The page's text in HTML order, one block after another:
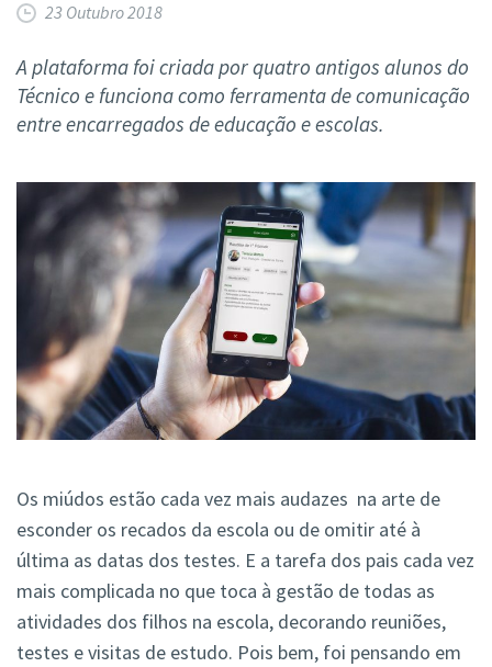
23 Outubro 2018
A plataforma foi criada por quatro antigos alunos do
Técnico e funciona como ferramenta de comunicação
entre encarregados de educação e escolas.
Os miúdos estão cada vez mais audazes na arte de
esconder os recados da escola ou de omitir até à
última as datas dos testes. E a tarefa dos pais cada vez
mais complicada no que toca à gestão de todas as
atividades dos filhos na escola, decorando reuniões,
testes e visitas de estudo. Pois bem, foi pensando em